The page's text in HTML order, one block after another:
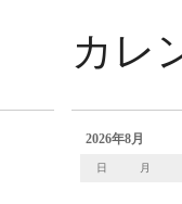
カレ